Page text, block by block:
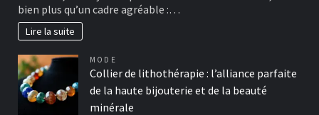
bien plus qu’un cadre agréable :…
Lire la suite
MODE
Collier de lithothérapie : l’alliance parfaite
de la haute bijouterie et de la beauté
minérale